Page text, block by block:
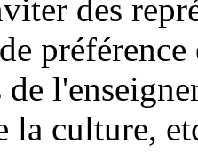
des
de
la culture,